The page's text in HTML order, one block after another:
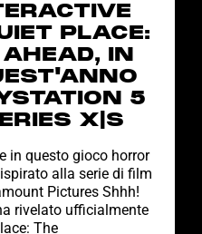
PLACE:
IN
5
X|S
in questo gioco horror
alla serie di film
Pictures Shhh!
rivelato ufficialmente
The